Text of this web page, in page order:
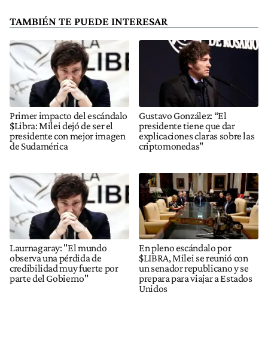
TAMBIÉN TE PUEDE INTERESAR
Primer impacto del escándalo
$Libra: Milei dejó de ser el
presidente con mejor imagen
de Sudamérica
Gustavo González: “El
presidente tiene que dar
explicaciones claras sobre las
criptomonedas"
Laurnagaray: "El mundo
observa una pérdida de
credibilidad muy fuerte por
parte del Gobierno"
En pleno escándalo por
$LIBRA, Milei se reunió con
un senador republicano y se
prepara para viajar a Estados
Unidos